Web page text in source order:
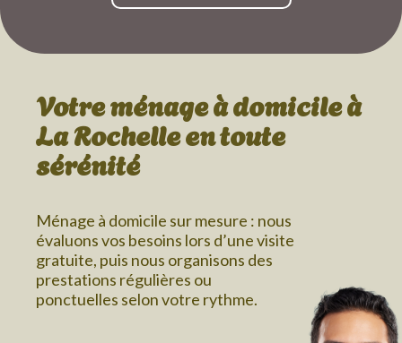
Votre ménage à domicileà
La Rochelleen toute
sérénité
Ménage à domicile sur mesure : nous
évaluons vos besoins lors d’une visite
gratuite, puis nous organisons des
prestations régulières ou
ponctuelles selon votre rythme.